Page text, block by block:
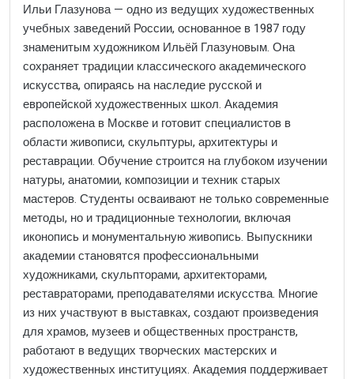
Ильи Глазунова — одно из ведущих художественных
учебных заведений России, основанное в 1987 году
знаменитым художником Ильёй Глазуновым. Она
сохраняет традиции классического академического
искусства, опираясь на наследие русской и
европейской художественных школ. Академия
расположена в Москве и готовит специалистов в
области живописи, скульптуры, архитектуры и
реставрации. Обучение строится на глубоком изучении
натуры, анатомии, композиции и техник старых
мастеров. Студенты осваивают не только современные
методы, но и традиционные технологии, включая
иконопись и монументальную живопись. Выпускники
академии становятся профессиональными
художниками, скульпторами, архитекторами,
реставраторами, преподавателями искусства. Многие
из них участвуют в выставках, создают произведения
для храмов, музеев и общественных пространств,
работают в ведущих творческих мастерских и
художественных институциях. Академия поддерживает